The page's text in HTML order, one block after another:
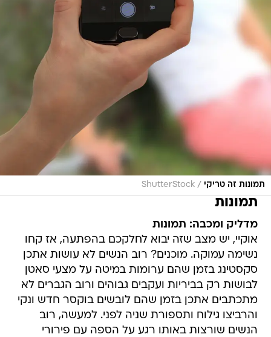
תמונות זה טריקי /
ShutterStock
תמונות
מדליק ומכבה: תמונות
אוקיי, יש מצב שזה יבוא לחלקכם בהפתעה, אז קחו
נשימה עמוקה. מוכנים? רוב הנשים לא עושות אתכן
סקסטינג בזמן שהם ערומות במיטה על מצעי סאטן
לבושות רק בביריות ועקבים גבוהים ורוב הגברים לא
מתכתבים אתכן בזמן שהם לובשים בוקסר חדש ונקי
והרביצו גילוח ותספורת שניה לפני. למעשה, רוב
הנשים שורצות באותו רגע על הספה עם פירורי